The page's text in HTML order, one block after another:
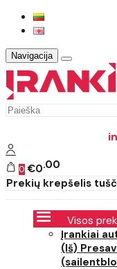
Navigacija
0 €0 00
Prekių krepšelis
Visos
Įrankiai
(Iš)